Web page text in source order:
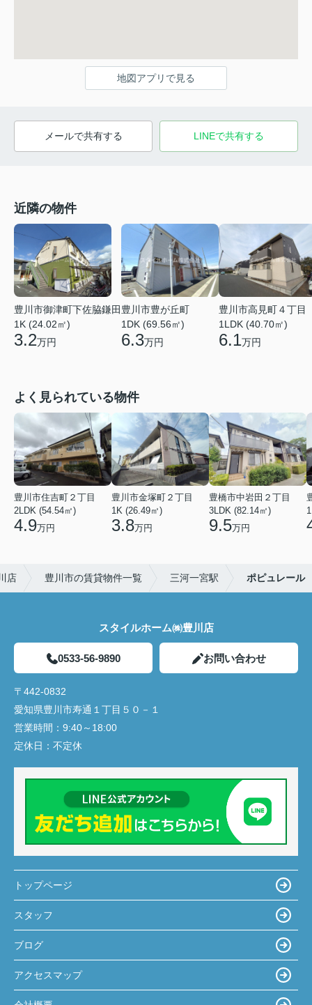
地図アプリで見る
メールで共有する LINEで共有する
近隣の物件
豊川市御津町下佐脇鎌田
1K (24.02㎡)
3.2万円
豊川市豊が丘町
1DK (69.56㎡)
6.3万円
豊川市高見町４丁目
1LDK (40.70㎡)
6.1万円
よく見られている物件
豊川市住吉町２丁目
2LDK (54.54㎡)
4.9万円
豊川市金塚町２丁目
1K (26.49㎡)
3.8万円
豊橋市中岩田２丁目
3LDK (82.14㎡)
9.5万円
店 豊川市の賃貸物件一覧 三河一宮駅 ポピュレール
スタイルホーム㈱豊川店
0533-56-9890 お問い合わせ
〒442-0832
愛知県豊川市寿通１丁目５０－１
営業時間： 9:40～18:00
定休日： 不定休
トップページ
スタッフ
ブログ
アクセスマップ